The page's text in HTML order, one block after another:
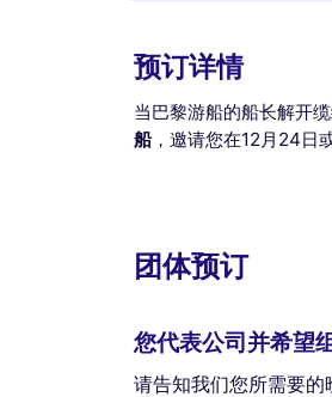
预订详情
当巴黎游船的船长解开
船，邀请您在12月24日
团体预订
您代表公司并希望
请告知我们您所需要